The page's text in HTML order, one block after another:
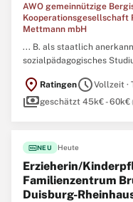
AWO gemeinnützige
Kooperationsgesellschaft
Mettmann mbH
... B. als staatlich
sozialpädagogisches
location_on RatingenscheduleVollzeit ·
paymentsgeschätzt 45k€ - 60k€(
fiber_newNEU Heute
Erzieherin/
Familienzentrum
Duisburg-